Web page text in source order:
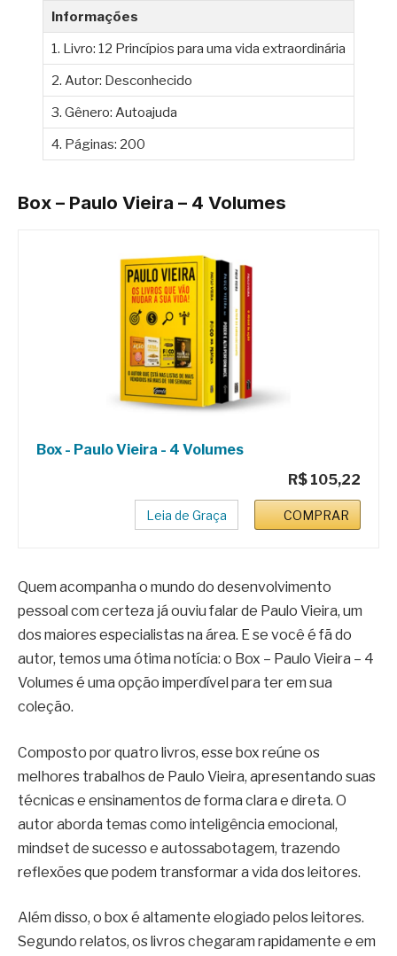
Informações
1. Livro: 12 Princípios para uma vida extraordinária
2. Autor: Desconhecido
3. Gênero: Autoajuda
4. Páginas: 200
Box – Paulo Vieira – 4 Volumes
Box - Paulo Vieira - 4 Volumes
R$ 105,22
Leia de Graça COMPRAR
Quem acompanha o mundo do desenvolvimento
pessoal com certeza já ouviu falar de Paulo Vieira, um
dos maiores especialistas na área. E se você é fã do
autor, temos uma ótima notícia: o Box – Paulo Vieira – 4
Volumes é uma opção imperdível para ter em sua
coleção.
Composto por quatro livros, esse box reúne os
melhores trabalhos de Paulo Vieira, apresentando suas
técnicas e ensinamentos de forma clara e direta. O
autor aborda temas como inteligência emocional,
mindset de sucesso e autossabotagem, trazendo
reflexões que podem transformar a vida dos leitores.
Além disso, o box é altamente elogiado pelos leitores.
Segundo relatos, os livros chegaram rapidamente e em